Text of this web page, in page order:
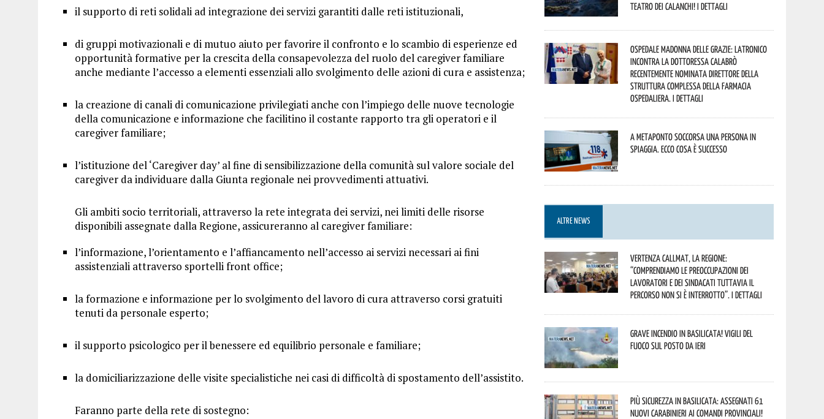
il supporto di reti solidali ad integrazione dei servizi garantiti dalle reti istituzionali,
di gruppi motivazionali e di mutuo aiuto per favorire il confronto e lo scambio di esperienze ed
opportunità formative per la crescita della consapevolezza del ruolo del caregiver familiare
anche mediante l’accesso a elementi essenziali allo svolgimento delle azioni di cura e assistenza;
la creazione di canali di comunicazione privilegiati anche con l’impiego delle nuove tecnologie
della comunicazione e informazione che facilitino il costante rapporto tra gli operatori e il
caregiver familiare;
l’istituzione del ‘Caregiver day’ al fine di sensibilizzazione della comunità sul valore sociale del
caregiver da individuare dalla Giunta regionale nei provvedimenti attuativi.
Gli ambiti socio territoriali, attraverso la rete integrata dei servizi, nei limiti delle risorse
disponibili assegnate dalla Regione, assicureranno al caregiver familiare:
l’informazione, l’orientamento e l’affiancamento nell’accesso ai servizi necessari ai fini
assistenziali attraverso sportelli front office;
la formazione e informazione per lo svolgimento del lavoro di cura attraverso corsi gratuiti
tenuti da personale esperto;
il supporto psicologico per il benessere ed equilibrio personale e familiare;
la domiciliarizzazione delle visite specialistiche nei casi di difficoltà di spostamento dell’assistito.
Faranno parte della rete di sostegno:
Teatro dei Calanchi! I dettagli
Ospedale Madonna delle Grazie: Latronico
incontra la dottoressa Calabrò
recentemente nominata Direttore della
Struttura Complessa della Farmacia
Ospedaliera. I dettagli
A Metaponto soccorsa una persona in
spiaggia. Ecco cosa è successo
ALTRE NEWS
Vertenza CallMat, la Regione:
“comprendiamo le preoccupazioni dei
lavoratori e dei sindacati tuttavia il
percorso non si è interrotto”. I dettagli
Grave incendio in Basilicata! Vigili del
fuoco sul posto da ieri
Più sicurezza in Basilicata: assegnati 61
nuovi Carabinieri ai Comandi provinciali!